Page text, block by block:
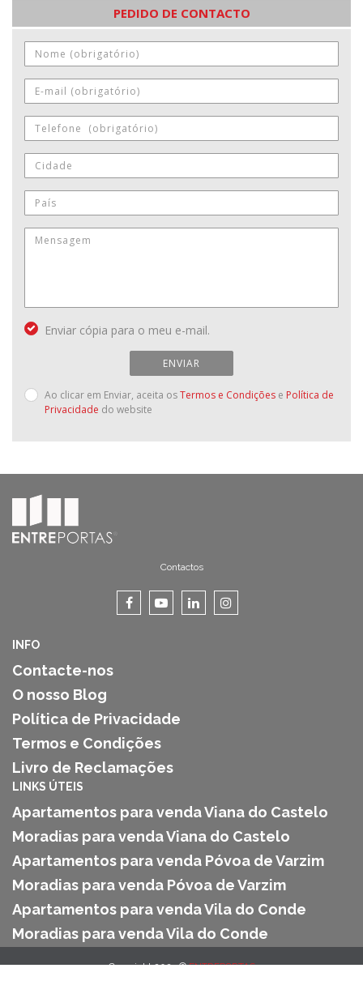
PEDIDO DE CONTACTO
Enviar cópia para o meu e-mail.
ENVIAR
Ao clicar em Enviar, aceita osTermos e Condições e Política de
Privacidade do website
Contactos
INFO
Contacte-nos
O nosso Blog
Política de Privacidade
Termos e Condições
Livro de Reclamações
LINKS ÚTEIS
Apartamentos para venda Viana do Castelo
Moradias para venda Viana do Castelo
Apartamentos para venda Póvoa de Varzim
Moradias para venda Póvoa de Varzim
Apartamentos para venda Vila do Conde
Moradias para venda Vila do Conde
Copyright 2025 ©ENTREPORTAS